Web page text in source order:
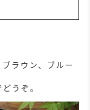
ラウン、ブルー
うぞ。